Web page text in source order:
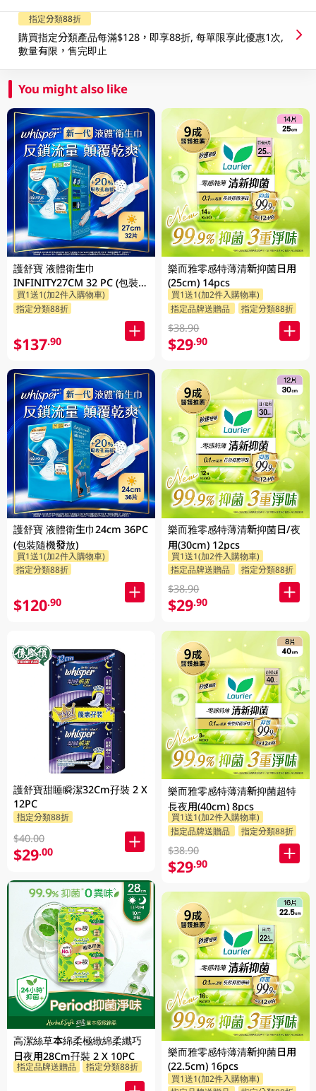
指定分類88折
購買指定分類產品每滿$128，即享88折, 每單限享此優惠1次,
數量有限，售完即止
You might also like
護舒寶 液體衛生巾
INFINITY27CM 32 PC (包裝隨
機發放)
買1送1(加2件入購物車)
指定分類88折
$137.90
護舒寶 液體衛生巾24cm 36PC
(包裝隨機發放)
買1送1(加2件入購物車)
指定分類88折
$120.90
護舒寶甜睡瞬潔32Cm孖裝 2 X
12PC
指定分類88折
$40.00
$29.00
高潔絲草本綿柔極緻綿柔纖巧
日夜用28Cm孖裝 2 X 10PC
指定品牌送贈品 指定分類88折
樂而雅零感特薄清新抑菌日用
(25cm) 14pcs
買1送1(加2件入購物車)
指定品牌送贈品
指定分類88折
$38.90
$29.90
樂而雅零感特薄清新抑菌日/夜
用(30cm) 12pcs
買1送1(加2件入購物車)
指定品牌送贈品
指定分類88折
$38.90
$29.90
樂而雅零感特薄清新抑菌超特
長夜用(40cm) 8pcs
買1送1(加2件入購物車)
指定品牌送贈品
指定分類88折
$38.90
$29.90
樂而雅零感特薄清新抑菌日用
(22.5cm) 16pcs
買1送1(加2件入購物車)